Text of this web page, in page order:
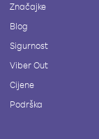
Značajke
Blog
Sigurnost
Viber Out
Cijene
Podrška